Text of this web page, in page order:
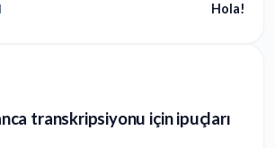
Hola!
transkripsiyonu için ipuçları